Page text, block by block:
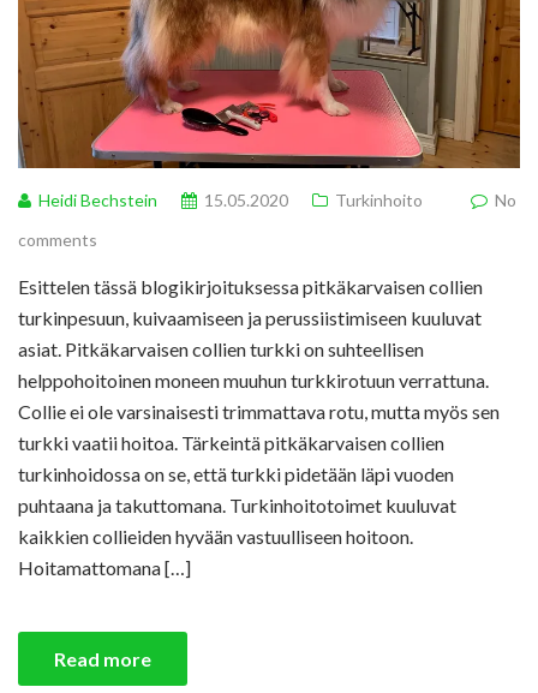
Heidi Bechstein 15.05.2020 Turkinhoito
No
comments
Esittelen tässä blogikirjoituksessa pitkäkarvaisen collien
turkinpesuun, kuivaamiseen ja perussiistimiseen kuuluvat
asiat. Pitkäkarvaisen collien turkki on suhteellisen
helppohoitoinen moneen muuhun turkkirotuun verrattuna.
Collie ei ole varsinaisesti trimmattava rotu, mutta myös sen
turkki vaatii hoitoa. Tärkeintä pitkäkarvaisen collien
turkinhoidossa on se, että turkki pidetään läpi vuoden
puhtaana ja takuttomana. Turkinhoitotoimet kuuluvat
kaikkien collieiden hyvään vastuulliseen hoitoon.
Hoitamattomana […]
Read more